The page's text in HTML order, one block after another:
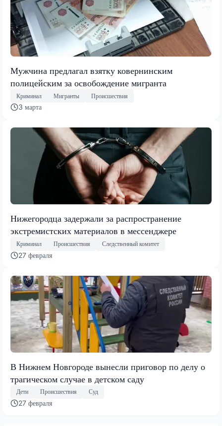
Мужчина предлагал взятку ковернинским
полицейским за освобождение мигранта
Криминал Мигранты Происшествия
3 марта
Нижегородца задержали за распространение
экстремистских материалов в мессенджере
Криминал Происшествия Следственный комитет
27 февраля
В Нижнем Новгороде вынесли приговор по делу о
трагическом случае в детском саду
Дети Происшествия Суд
27 февраля